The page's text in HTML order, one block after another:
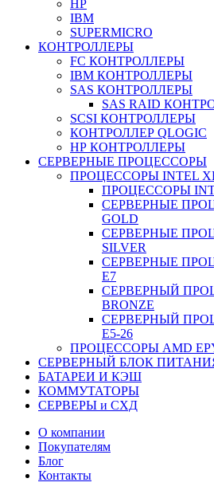
HP
IBM
SUPERMICRO
КОНТРОЛЛЕРЫ
FC КОНТРОЛЛЕРЫ
IBM КОНТРОЛЛЕРЫ
SAS КОНТРОЛЛЕРЫ
SAS RAID
SCSI КОНТРОЛЛЕРЫ
КОНТРОЛЛЕР QLOGIC
НР КОНТРОЛЛЕРЫ
СЕРВЕРНЫЕ ПРОЦЕССОРЫ
ПРОЦЕССОРЫ INTEL
ПРОЦЕССОРЫ
СЕРВЕРНЫЕ
GOLD
СЕРВЕРНЫЕ
SILVER
СЕРВЕРНЫЕ
Е7
СЕРВЕРНЫЙ
BRONZE
СЕРВЕРНЫЙ
Е5-26
ПРОЦЕССОРЫ AMD
СЕРВЕРНЫЙ БЛОК
БАТАРЕИ И КЭШ
КОММУТАТОРЫ
СЕРВЕРЫ и СХД
О компании
Покупателям
Блог
Контакты